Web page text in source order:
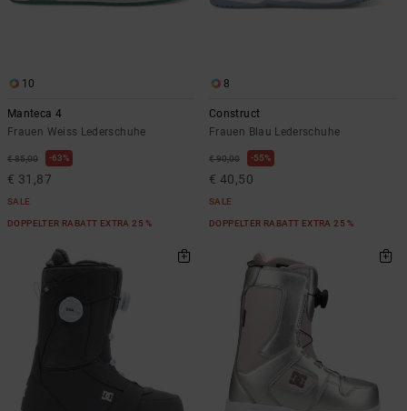
10
Manteca 4
Frauen Weiss Lederschuhe
€ 85,00 63%
€ 31,87
SALE
DOPPELTER RABATT EXTRA 25 %
8
Construct
Frauen Blau Lederschuhe
€ 90,00 55%
€ 40,50
SALE
DOPPELTER RABATT EXTRA 25 %